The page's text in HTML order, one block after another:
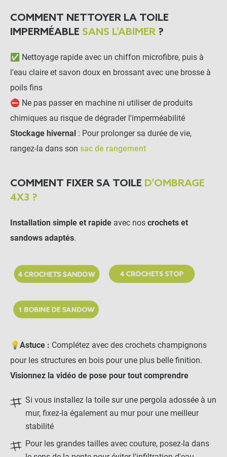
COMMENT NETTOYER LA TOILE
IMPERMÉABLE SANS L'ABIMER ?
✅ Nettoyage rapide avec un chiffon microfibre, puis à
l'eau claire et savon doux en brossant avec une brosse à
poils fins
⛔ Ne pas passer en machine ni utiliser de produits
chimiques au risque de dégrader l'imperméabilité
Stockage hivernal : Pour prolonger sa durée de vie,
rangez-la dans son sac de rangement
COMMENT FIXER SA TOILE D'OMBRAGE
4X3 ?
Installation simple et rapide avec nos crochets et
sandows adaptés.
💡Astuce : Complétez avec des crochets champignons
pour les structures en bois pour une plus belle finition.
Visionnez la vidéo de pose pour tout comprendre
Si vous installez la toile sur une pergola adossée à un
mur, fixez-la également au mur pour une meilleur
stabilité
Pour les grandes tailles avec couture, posez-la dans